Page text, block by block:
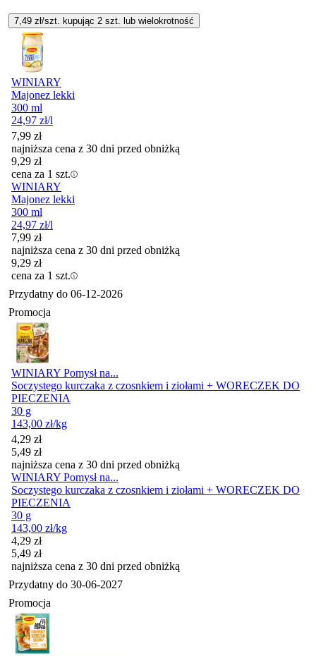
7,49 zł/szt. kupując 2 szt. lub wielokrotność
WINIARY
Majonez lekki
300 ml
24,97 zł/l
7,99 zł
najniższa cena z 30 dni przed obniżką
9,29 zł
cena za 1 szt.
WINIARY
Majonez lekki
300 ml
24,97 zł/l
7,99 zł
najniższa cena z 30 dni przed obniżką
9,29 zł
cena za 1 szt.
Przydatny do 06-12-2026
Promocja
WINIARY Pomysł na...
Soczystego kurczaka z czosnkiem i ziołami + WORECZEK DO
PIECZENIA
30 g
143,00 zł/kg
Cena promocyjna
4,29 zł
5,49 zł
najniższa cena z 30 dni przed obniżką
WINIARY Pomysł na...
Soczystego kurczaka z czosnkiem i ziołami + WORECZEK DO
PIECZENIA
30 g
143,00 zł/kg
Cena promocyjna
4,29 zł
5,49 zł
najniższa cena z 30 dni przed obniżką
Przydatny do 30-06-2027
Promocja